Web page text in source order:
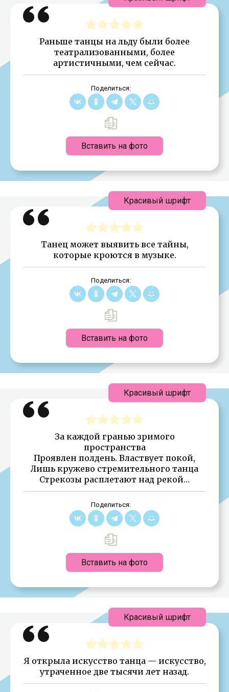
Раньше танцы на льду были более
театрализованными, более
артистичными, чем сейчас.
Поделиться:
Вставить на фото
Танец может выявить все тайны,
которые кроются в музыке.
Поделиться:
Вставить на фото
Красивый шрифт
За каждой гранью зримого
пространства
Проявлен полдень. Властвует покой,
Лишь кружево стремительного танца
Стрекозы расплетают над рекой…
Поделиться:
Вставить на фото
Красивый шрифт
Я открыла искусство танца — искусство,
утраченное две тысячи лет назад.
Красивый шрифт